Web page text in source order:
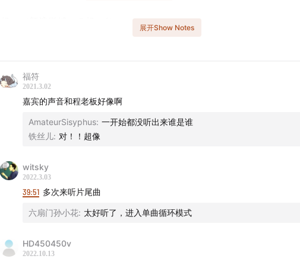
何瑫，《GQ智族》杂志报道总监（新浪微博：
“非虚构”与“特稿”之辨
记者的成长路径正在被不断折叠
11:30 蔡崇达带着何瑫入行
曾经要成为特稿记者需要多年历练
对于特稿，“写作是末技”
22:15 成年人的生活里没有容易二字
展开Show Notes
福符
2021.3.02
嘉宾的声音和程老板好像啊
AmateurSisyphus: 一开始都没听出来谁是谁
铁丝儿: 对！！超像
witsky
2022.3.03
39:51 多次来听片尾曲
六扇门孙小花: 太好听了，进入单曲循环模式
HD450450v
2022.10.13